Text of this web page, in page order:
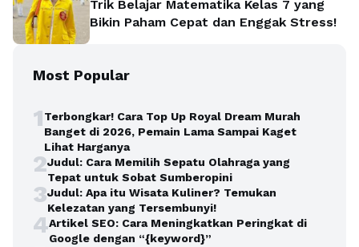
Trik Belajar Matematika Kelas 7 yang
Bikin Paham Cepat dan Enggak Stress!
Most Popular
1Terbongkar! Cara Top Up Royal Dream Murah
Banget di 2026, Pemain Lama Sampai Kaget
Lihat Harganya
2Judul: Cara Memilih Sepatu Olahraga yang
Tepat untuk Sobat Sumberopini
3Judul: Apa itu Wisata Kuliner? Temukan
Kelezatan yang Tersembunyi!
4Artikel SEO: Cara Meningkatkan Peringkat di
Google dengan “{keyword}”